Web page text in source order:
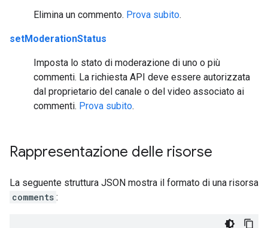
Elimina un commento. Prova subito.
setModerationStatus
Imposta lo stato di moderazione di uno o più
commenti. La richiesta API deve essere autorizzata
dal proprietario del canale o del video associato ai
commenti. Prova subito.
Rappresentazione delle risorse
La seguente struttura JSON mostra il formato di una risorsa
comments :